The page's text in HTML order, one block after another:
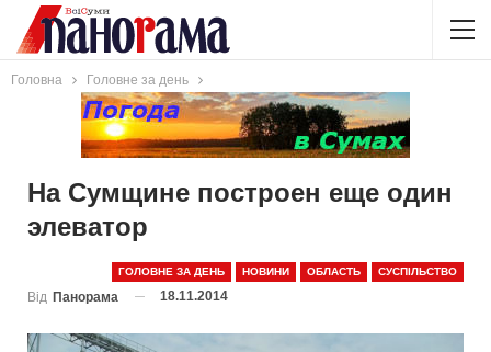
Головна Головне за день
На Сумщине построен еще один
элеватор
ГОЛОВНЕ ЗА ДЕНЬ НОВИНИ ОБЛАСТЬ СУСПІЛЬСТВО
Від Панорама 18.11.2014